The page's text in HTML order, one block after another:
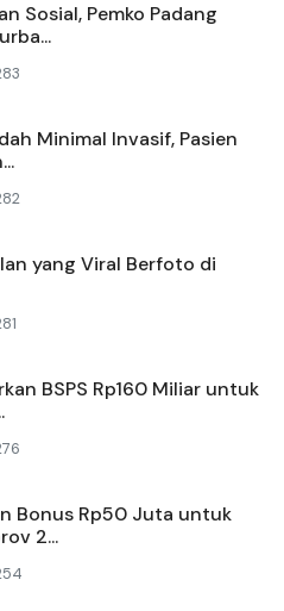
Sosial, Pemko Padang
Minimal Invasif, Pasien
yang Viral Berfoto di
BSPS Rp160 Miliar untuk
Bonus Rp50 Juta untuk
2...